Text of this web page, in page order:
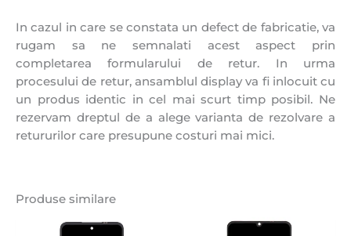
In cazul in care se constata un defect de fabricatie, va
rugam sa ne semnalati acest aspect prin
completarea formularului de retur. In urma
procesului de retur, ansamblul display va fi inlocuit cu
un produs identic in cel mai scurt timp posibil. Ne
rezervam dreptul de a alege varianta de rezolvare a
retururilor care presupune costuri mai mici.
Produse similare